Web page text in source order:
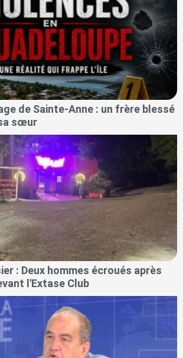
de Sainte-Anne : un frère blessé
sœur
: Deux hommes écroués après
l'Extase Club